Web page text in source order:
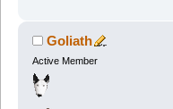
Goliath
Active Member